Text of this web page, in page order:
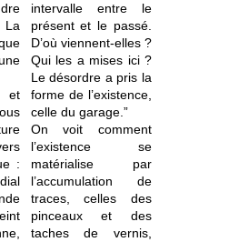
et
:
intervalle entre le
présent et le passé.
D’où viennent-elles ?
Qui les a mises ici ?
Le désordre a pris la
forme de l’existence,
celle du garage.”
On voit comment
l’existence se
matérialise par
l’accumulation de
traces, celles des
pinceaux et des
taches de vernis,